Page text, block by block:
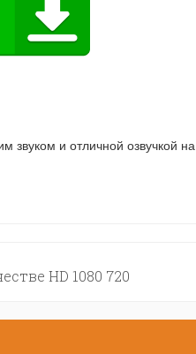
и отличной озвучкой на
HD 1080 720